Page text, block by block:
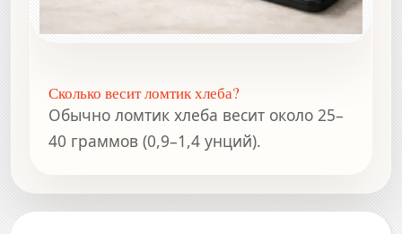
Сколько весит ломтик хлеба?
Обычно ломтик хлеба весит около 25–
40 граммов (0,9–1,4 унций).